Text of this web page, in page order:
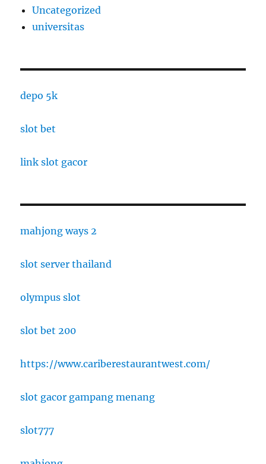
Uncategorized
universitas
depo 5k
slot bet
link slot gacor
mahjong ways 2
slot server thailand
olympus slot
slot bet 200
https://www.cariberestaurantwest.com/
slot gacor gampang menang
slot777